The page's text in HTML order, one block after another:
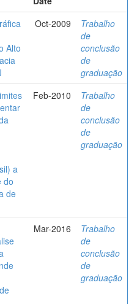
Alto
Oct-2009
Trabalho
de
conclusão
de
graduação
a
do
de
Feb-2010
Trabalho
de
conclusão
de
graduação
Mar-2016
Trabalho
de
conclusão
de
graduação